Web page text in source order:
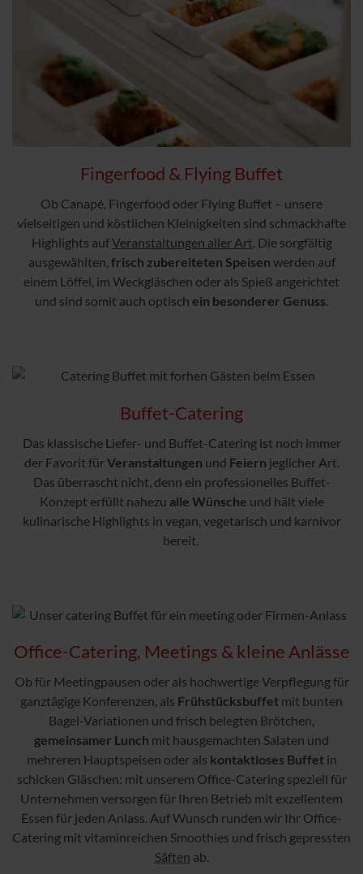
Fingerfood & Flying Buffet
Ob Canapé, Fingerfood oder Flying Buffet – unsere
vielseitigen und köstlichen Kleinigkeiten sind schmackhafte
Highlights aufVeranstaltungen aller Art. Die sorgfältig
ausgewählten, frisch zubereiteten Speisen werden auf
einem Löffel, im Weckgläschen oder als Spieß angerichtet
und sind somit auch optisch ein besonderer Genuss.
Buffet-Catering
Das klassische Liefer- und Buffet-Catering ist noch immer
der Favorit fürVeranstaltungen und Feiern jeglicher Art.
Das überrascht nicht, denn ein professionelles Buffet-
Konzept erfüllt nahezu alle Wünsche und hält viele
kulinarische Highlights in vegan, vegetarisch und karnivor
bereit.
Office-Catering, Meetings & kleine Anlässe
Ob für Meetingpausen oder als hochwertige Verpflegung für
ganztägige Konferenzen, als Frühstücksbuffet mit bunten
Bagel-Variationen und frisch belegten Brötchen,
gemeinsamer Lunch mit hausgemachten Salaten und
mehreren Hauptspeisen oder als kontaktloses Buffetin
schicken Gläschen: mit unserem Office-Catering speziell für
Unternehmen versorgen für Ihren Betrieb mit exzellentem
Essen für jeden Anlass. Auf Wunsch runden wir Ihr Office-
Catering mit vitaminreichen Smoothies und frisch gepressten
Säften ab.